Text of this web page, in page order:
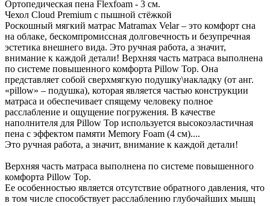
Ортопедическая пена Flexfoam - 3 см.
Чехол Cloud Premium с пышной стёжкой
Роскошный мягкий матрас Matramax Velar – это комфорт сна
на облаке, бескомпромиссная долговечность и безупречная
эстетика внешнего вида. Это ручная работа, а значит,
внимание к каждой детали! Верхняя часть матраса выполнена
по системе повышенного комфорта Pillow Top. Она
представляет собой сверхмягкую подушку\накладку (от анг.
«pillow» – подушка), которая является частью конструкции
матраса и обеспечивает спящему человеку полное
расслабление и ощущение погружения. В качестве
наполнителя для Pillow Top используется высокоэластичная
пена с эффектом памяти Memory Foam (4 см)....
Это ручная работа, а значит, внимание к каждой детали!
Верхняя часть матраса выполнена по системе повышенного
комфорта Pillow Top.
Ее особенностью является отсутствие обратного давления, что
в том числе способствует расслаблению глубочайших мышц